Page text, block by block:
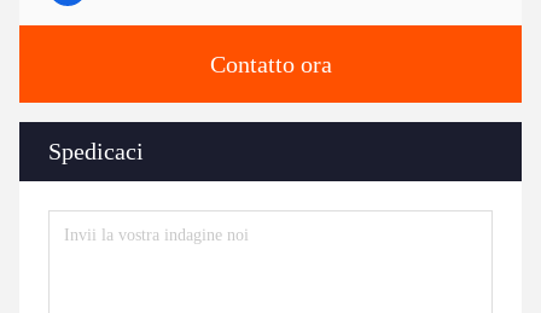
Contatto ora
Spedicaci